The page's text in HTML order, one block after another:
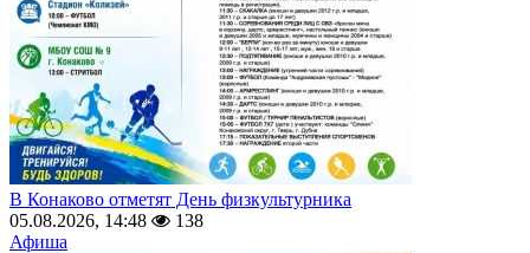
В Конаково отметят День физкультурника
05.08.2026, 14:48
138
Афиша